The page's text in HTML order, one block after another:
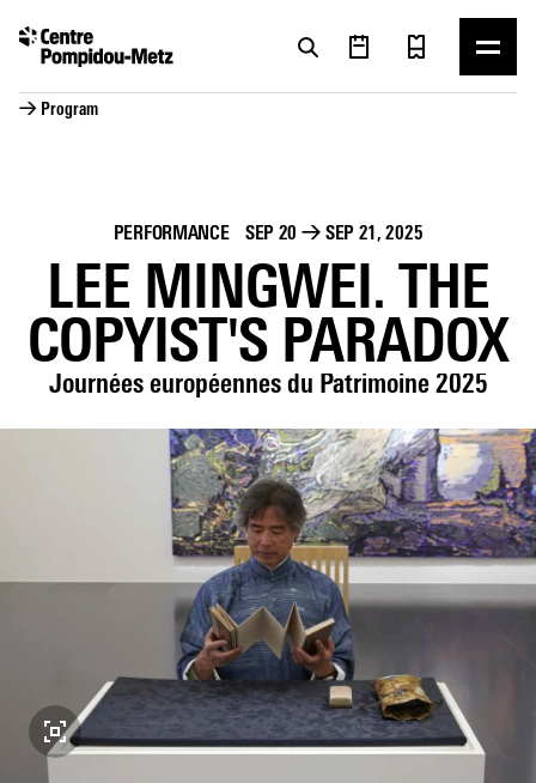
→ Program
PERFORMANCE SEP 20 → SEP 21, 2025
LEE MINGWEI. THE
COPYIST'S PARADOX
Journées européennes du Patrimoine 2025